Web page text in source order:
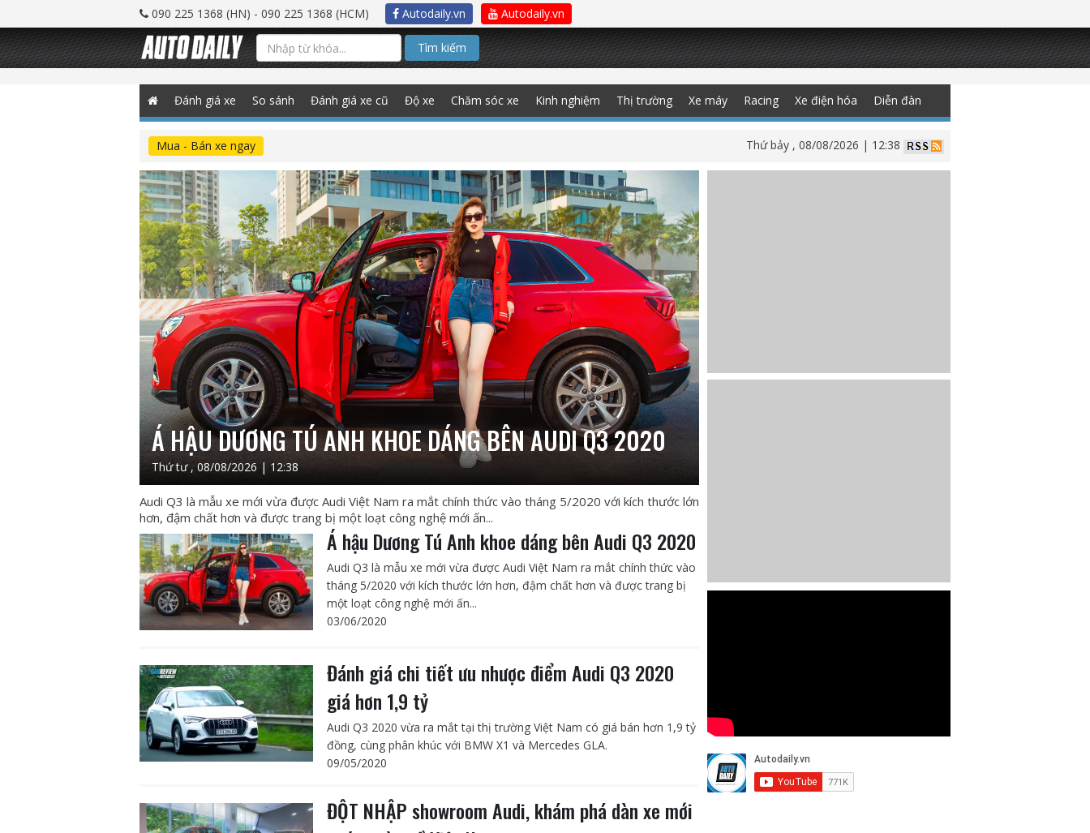
090 225 1368 (HN) - 090 225 1368 (HCM) Autodaily.vn Autodaily.vn
Tìm kiếm
Đánh giá xe So sánh Đánh giá xe cũ Độ xe Chăm sóc xe Kinh nghiệm Thị trường Xe máy Racing Xe điện hóa Diễn đàn
Mua - Bán xe ngay Thứ bảy , 08/08/2026 | 12:38
Á HẬU DƯƠNG TÚ ANH KHOE DÁNG BÊN AUDI Q3 2020
Thứ tư , 08/08/2026 | 12:38
Audi Q3 là mẫu xe mới vừa được Audi Việt Nam ra mắt chính thức vào tháng 5/2020 với kích thước lớn
hơn, đậm chất hơn và được trang bị một loạt công nghệ mới ấn...
Á hậu Dương Tú Anh khoe dáng bên Audi Q3 2020
Audi Q3 là mẫu xe mới vừa được Audi Việt Nam ra mắt chính thức vào
tháng 5/2020 với kích thước lớn hơn, đậm chất hơn và được trang bị
một loạt công nghệ mới ấn...
03/06/2020
Đánh giá chi tiết ưu nhược điểm Audi Q3 2020
giá hơn 1,9 tỷ
Audi Q3 2020 vừa ra mắt tại thị trường Việt Nam có giá bán hơn 1,9 tỷ
đồng, cùng phân khúc với BMW X1 và Mercedes GLA.
09/05/2020
ĐỘT NHẬP showroom Audi, khám phá dàn xe mới